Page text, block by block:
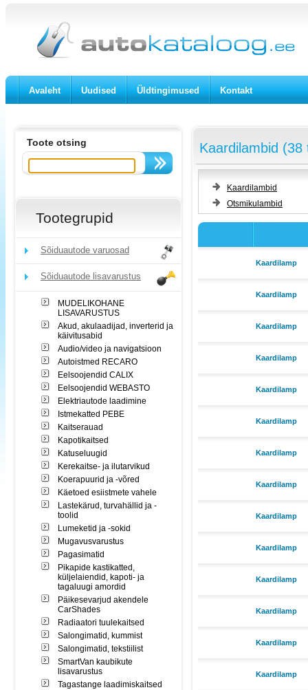
Avaleht Uudised Üldtingimused Kontakt
Toote otsing
Tootegrupid
Sõiduautode varuosad
Sõiduautode lisavarustus
MUDELIKOHANE
LISAVARUSTUS
Akud, akulaadijad, inverterid ja
käivitusabid
Audio/video ja navigatsioon
Autoistmed RECARO
Eelsoojendid CALIX
Eelsoojendid WEBASTO
Elektriautode laadimine
Istmekatted PEBE
Kaitserauad
Kapotikaitsed
Katuseluugid
Kerekaitse- ja ilutarvikud
Koerapuurid ja -võred
Käetoed esiistmete vahele
Lastekärud, turvahällid ja -
toolid
Lumeketid ja -sokid
Mugavusvarustus
Pagasimatid
Pikapide kastikatted,
küljelaiendid, kapoti- ja
tagaluugi amordid
Päikesevarjud akendele
CarShades
Radiaatori tuulekaitsed
Salongimatid, kummist
Salongimatid, tekstiilist
SmartVan kaubikute
lisavarustus
Tagastange laadimiskaitsed
Kaardilambid (38
Kaardilambid
Otsmikulambid
Kaardilamp
Kaardilamp
Kaardilamp
Kaardilamp
Kaardilamp
Kaardilamp
Kaardilamp
Kaardilamp
Kaardilamp
Kaardilamp
Kaardilamp
Kaardilamp
Kaardilamp
Kaardilamp